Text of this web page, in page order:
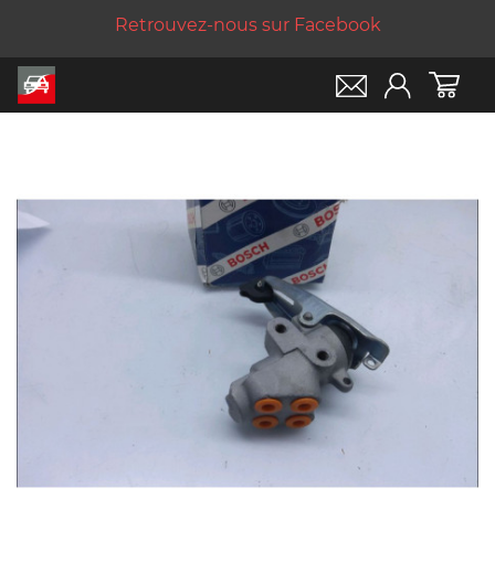
Retrouvez-nous sur Facebook